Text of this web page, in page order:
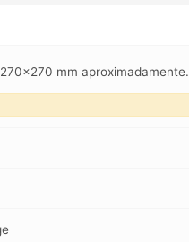
mm aproximadamente.